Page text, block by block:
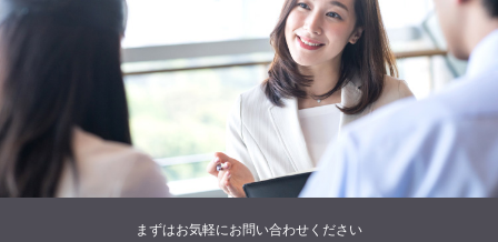
まずはお気軽にお問い合わせください